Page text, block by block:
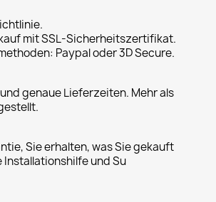
mit SSL-Sicherheitszertifikat.
Paypal oder 3D Secure.
genaue Lieferzeiten. Mehr als
Sie erhalten, was Sie gekauft
Installationshilfe und Su